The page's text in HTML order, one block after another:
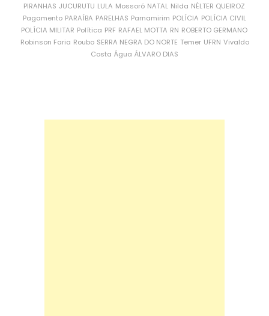
PIRANHAS JUCURUTU LULA Mossoró NATAL Nilda NÉLTER QUEIROZ
Pagamento PARAÍBA PARELHAS Parnamirim POLÍCIA POLÍCIA CIVIL
POLÍCIA MILITAR Política PRF RAFAEL MOTTA RN ROBERTO GERMANO
Robinson Faria Roubo SERRA NEGRA DO NORTE Temer UFRN Vivaldo
Costa Água ÁLVARO DIAS